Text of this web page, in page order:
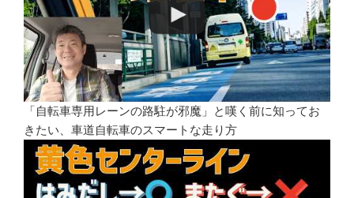
「自転車専用レーンの路駐が邪魔」と嘆く前に知ってお
きたい、車道自転車のスマートな走り方